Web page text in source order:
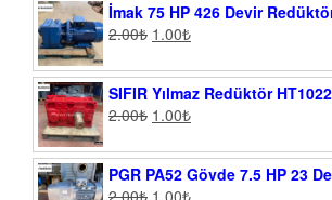
İmak 75 HP 426 Devir
2.00₺ 1.00₺
SIFIR Yılmaz Redüktör
2.00₺ 1.00₺
PGR PA52 Gövde 7.5 HP 23